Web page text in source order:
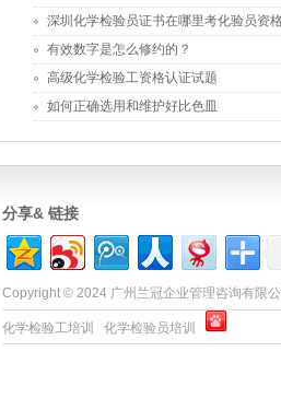
深圳化学检验员证书在哪里考化验员资
有效数字是怎么修约的？
高级化学检验工资格认证试题
如何正确选用和维护好比色皿
分享& 链接
Copyright © 2024 广州兰冠企业管理咨询有限
化学检验工培训 化学检验员培训